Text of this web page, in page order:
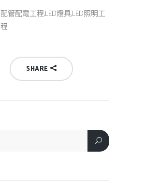
配管配電工程,LED燈具,LED照明工
程
SHARE